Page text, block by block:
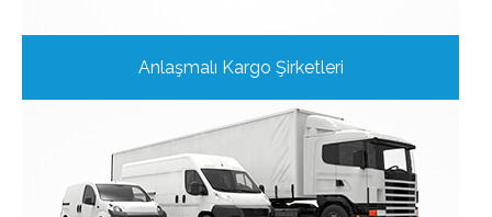
Anlaşmalı Kargo Şirketleri